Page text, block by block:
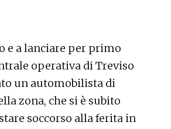
e a lanciare per primo
operativa di Treviso
un automobilista di
zona, che si è subito
soccorso alla ferita in